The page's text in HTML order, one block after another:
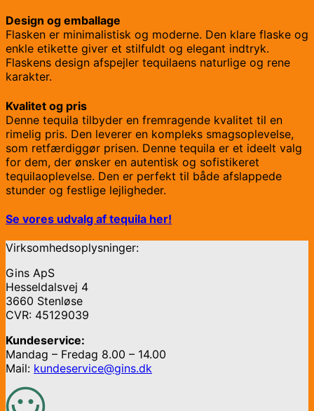
Design og emballage
Flasken er minimalistisk og moderne. Den klare flaske og
enkle etikette giver et stilfuldt og elegant indtryk.
Flaskens design afspejler tequilaens naturlige og rene
karakter.
Kvalitet og pris
Denne tequila tilbyder en fremragende kvalitet til en
rimelig pris. Den leverer en kompleks smagsoplevelse,
som retfærdiggør prisen. Denne tequila er et ideelt valg
for dem, der ønsker en autentisk og sofistikeret
tequilaoplevelse. Den er perfekt til både afslappede
stunder og festlige lejligheder.
Se vores udvalg af tequila her!
Virksomhedsoplysninger:
Gins ApS
Hesseldalsvej 4
3660 Stenløse
CVR: 45129039
Kundeservice:
Mandag – Fredag 8.00 – 14.00
Mail: kundeservice@gins.dk